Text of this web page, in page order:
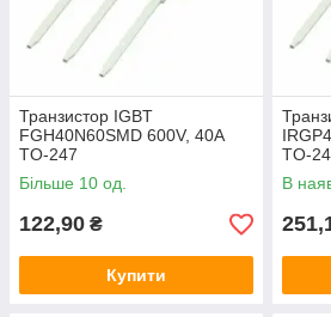
Транзистор IGBT
FGH40N60SMD 600V, 40A
TO-247
Більше 10 од.
122,90 ₴
Купити
TO-
В